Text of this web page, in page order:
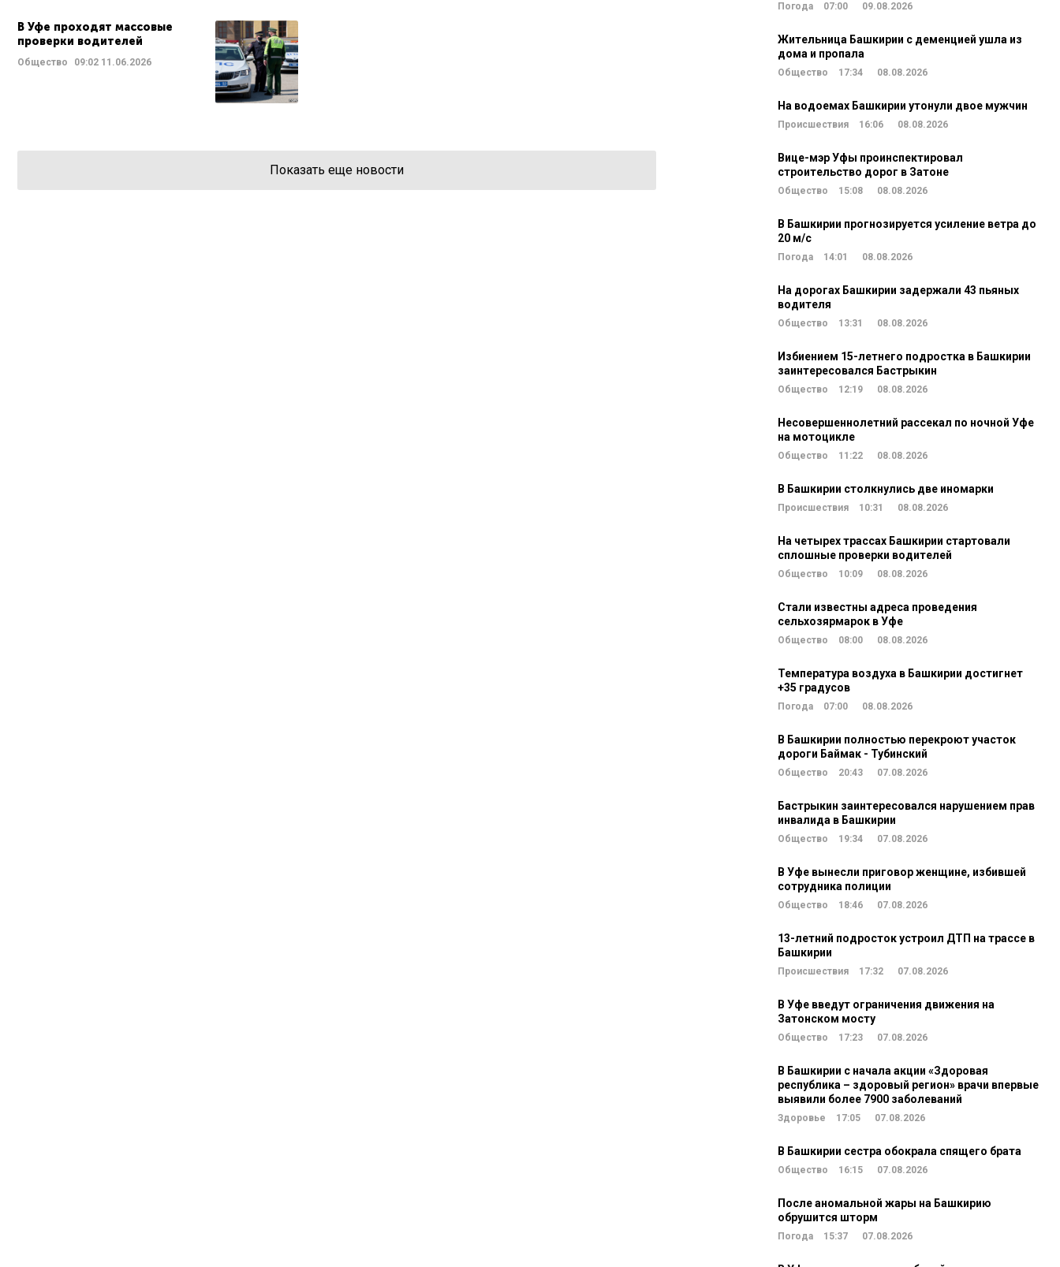
В Уфе проходят массовые
проверки водителей
Общество 09:02 11.06.2026
Показать еще новости
Погода 07:00 09.08.2026
Жительница Башкирии с деменцией ушла из
дома и пропала
Общество 17:34 08.08.2026
На водоемах Башкирии утонули двое мужчин
Происшествия 16:06 08.08.2026
Вице-мэр Уфы проинспектировал
строительство дорог в Затоне
Общество 15:08 08.08.2026
В Башкирии прогнозируется усиление ветра до
20 м/c
Погода 14:01 08.08.2026
На дорогах Башкирии задержали 43 пьяных
водителя
Общество 13:31 08.08.2026
Избиением 15-летнего подростка в Башкирии
заинтересовался Бастрыкин
Общество 12:19 08.08.2026
Несовершеннолетний рассекал по ночной Уфе
на мотоцикле
Общество 11:22 08.08.2026
В Башкирии столкнулись две иномарки
Происшествия 10:31 08.08.2026
На четырех трассах Башкирии стартовали
сплошные проверки водителей
Общество 10:09 08.08.2026
Стали известны адреса проведения
сельхозярмарок в Уфе
Общество 08:00 08.08.2026
Температура воздуха в Башкирии достигнет
+35 градусов
Погода 07:00 08.08.2026
В Башкирии полностью перекроют участок
дороги Баймак - Тубинский
Общество 20:43 07.08.2026
Бастрыкин заинтересовался нарушением прав
инвалида в Башкирии
Общество 19:34 07.08.2026
В Уфе вынесли приговор женщине, избившей
сотрудника полиции
Общество 18:46 07.08.2026
13-летний подросток устроил ДТП на трассе в
Башкирии
Происшествия 17:32 07.08.2026
В Уфе введут ограничения движения на
Затонском мосту
Общество 17:23 07.08.2026
В Башкирии с начала акции «Здоровая
республика – здоровый регион» врачи впервые
выявили более 7900 заболеваний
Здоровье 17:05 07.08.2026
В Башкирии сестра обокрала спящего брата
Общество 16:15 07.08.2026
После аномальной жары на Башкирию
обрушится шторм
Погода 15:37 07.08.2026